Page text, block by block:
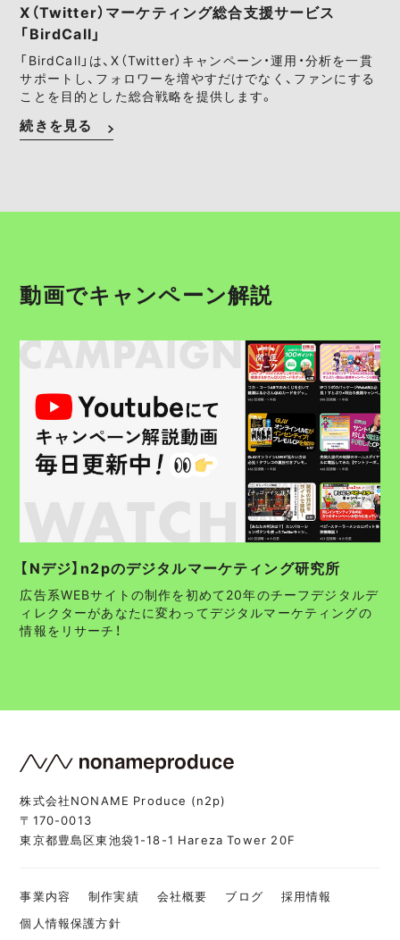
X（Twitter）マーケティング総合支援サービス
「BirdCall」
「BirdCall」は、X（Twitter）キャンペーン・運用・分析を一貫
サポートし、フォロワーを増やすだけでなく、ファンにする
ことを目的とした総合戦略を提供します。
続きを見る
動画でキャンペーン解説
【Nデジ】n2pのデジタルマーケティング研究所
広告系WEBサイトの制作を初めて20年のチーフデジタルデ
ィレクターがあなたに変わってデジタルマーケティングの
情報をリサーチ！
株式会社NONAME Produce (n2p)
〒170-0013
東京都豊島区東池袋1-18-1 Hareza Tower 20F
事業内容 制作実績 会社概要 ブログ
採用情報
個人情報保護方針